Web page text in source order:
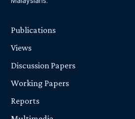
Publications
Views
Discussion Papers
Working Papers
Reports